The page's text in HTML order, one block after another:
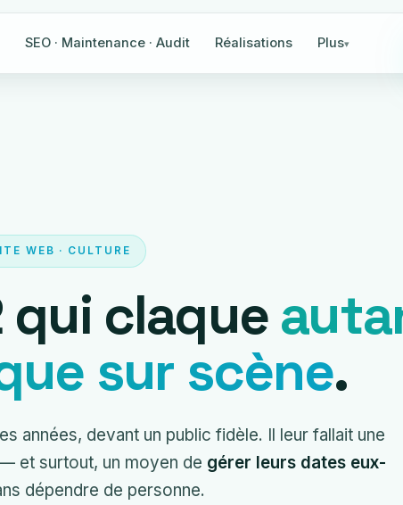
SEO · Maintenance · Audit Réalisations Plus
WEB · CULTURE
claque
sur scène.
années, devant un public fidèle. Il leur fallait une
et surtout, un moyen de gérer leurs dates eux-
dépendre de personne.